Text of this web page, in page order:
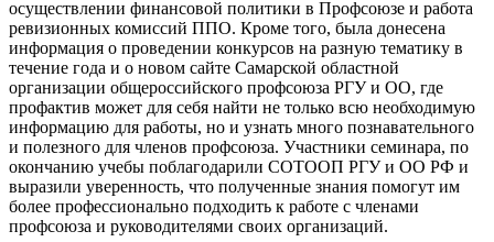
осуществлении финансовой политики в Профсоюзе и работа
ревизионных комиссий ППО. Кроме того, была донесена
информация о проведении конкурсов на разную тематику в
течение года и о новом сайте Самарской областной
организации общероссийского профсоюза РГУ и ОО, где
профактив может для себя найти не только всю необходимую
информацию для работы, но и узнать много познавательного
и полезного для членов профсоюза. Участники семинара, по
окончанию учебы поблагодарили СОТООП РГУ и ОО РФ и
выразили уверенность, что полученные знания помогут им
более профессионально подходить к работе с членами
профсоюза и руководителями своих организаций.